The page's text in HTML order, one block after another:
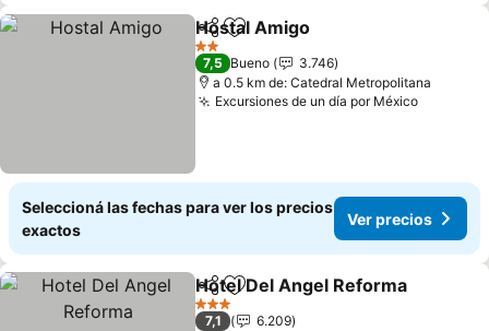
CompartirAñadir a favoritos
Hostal Amigo
2 Estrellas
7,5 Bueno
3.746
a 0.5 km de: Catedral Metropolitana
Excursiones de un día por México
Seleccioná las fechas para ver los precios
exactos
Ver precios
CompartirAñadir a favoritos
Hotel Del Angel Reforma
3 Estrellas
7,1
6.209